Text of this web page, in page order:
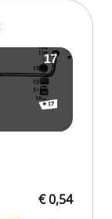
€ 0,54